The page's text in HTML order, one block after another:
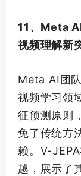
11、Meta
视频理解新
Meta AI团
视频学习领
征预测原则
免了传统方
赖。V-
越，展示了